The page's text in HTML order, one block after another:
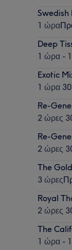
Swedish
1 ώρα
Deep
1 ώρα -
Exotic
1 ώρα
Re-
2 ώρες
Re-
2 ώρες
The
3 ώρες
Royal
2 ώρες
The
1 ώρα -